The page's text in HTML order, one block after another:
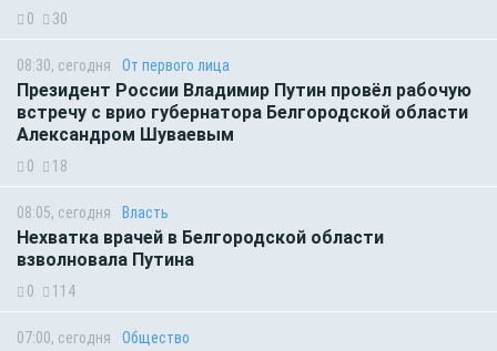
0 30
08:30, сегодня От первого лица
Президент России Владимир Путин провёл рабочую
встречу с врио губернатора Белгородской области
Александром Шуваевым
0 18
08:05, сегодня Власть
Нехватка врачей в Белгородской области
взволновала Путина
0 114
07:00, сегодня Общество